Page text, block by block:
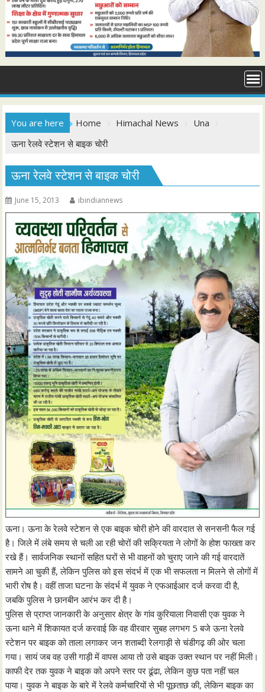
You are here Home Himachal News
Una
ऊना रेलवे स्टेशन से बाइक चोरी
ऊना रेलवे स्टेशन से बाइक चोरी
June 15, 2013 ibindiannews
ऊना। ऊना के रेलवे स्टेशन से एक बाइक चोरी होने की वारदात से सनसनी फैल गई
है। जिले में लंबे समय से चली आ रही चोरों की सक्रियता ने लोगों के होश फाख्ता कर
रखे हैं। सार्वजनिक स्थानों सहित घरों से भी वाहनों को चुराए जाने की गई वारदातें
सामने आ चुकी हैं, लेकिन पुलिस को इस संदर्भ में एक भी सफलता न मिलने से लोगों में
भारी रोष है। वहीं ताजा घटना के संदर्भ में युवक ने एफआईआर दर्ज करवा दी है,
जबकि पुलिस ने छानबीन आरंभ कर दी है।
पुलिस से प्राप्त जानकारी के अनुसार क्षेत्र के गांव कुरियाला निवासी एक युवक ने
ऊना थाने में शिकायत दर्ज करवाई कि वह वीरवार सुबह लगभग 5 बजे ऊना रेलवे
स्टेशन पर बाइक को ताला लगाकर जन शताब्दी रेलगाड़ी से चंडीगढ़ की ओर चला
गया। सायं जब वह उसी गाड़ी में वापस आया तो उसे बाइक उक्त स्थान पर नहीं मिली।
काफी देर तक युवक ने बाइक को अपने स्तर पर ढूंढा, लेकिन कुछ पता नहीं चल
पाया। युवक ने बाइक के बारे में रेलवे कर्मचारियों से भी पूछताछ की, लेकिन बाइक का